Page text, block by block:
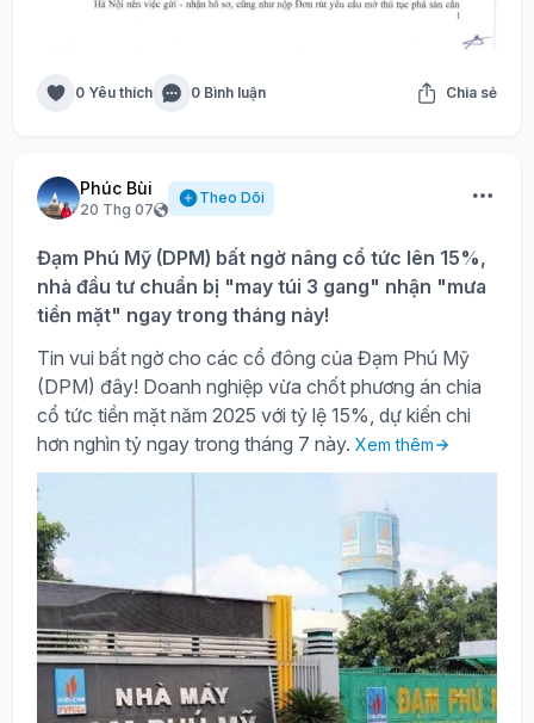
0 Yêu thích 0 Bình luận Chia sẻ
Phúc Bùi
20 Thg 07
Theo Dõi
Đạm Phú Mỹ (DPM) bất ngờ nâng cổ tức lên 15%,
nhà đầu tư chuẩn bị "may túi 3 gang" nhận "mưa
tiền mặt" ngay trong tháng này!
Tin vui bất ngờ cho các cổ đông của Đạm Phú Mỹ
(DPM) đây! Doanh nghiệp vừa chốt phương án chia
cổ tức tiền mặt năm 2025 với tỷ lệ 15%, dự kiến chi
hơn nghìn tỷ ngay trong tháng 7 này. Xem thêm